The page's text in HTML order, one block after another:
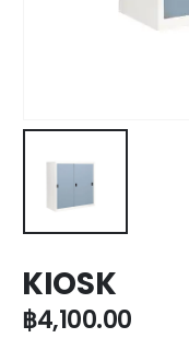
KIOSK
฿4,100.00